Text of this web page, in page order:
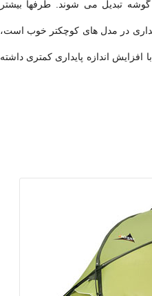
تبدیل می شوند. طرفها بیشتر
در مدل های کوچکتر خوب است،
افزایش اندازه پایداری کمتری داشته